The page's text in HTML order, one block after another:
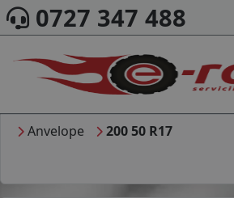
0727 347 488
Anvelope 200 50 R17